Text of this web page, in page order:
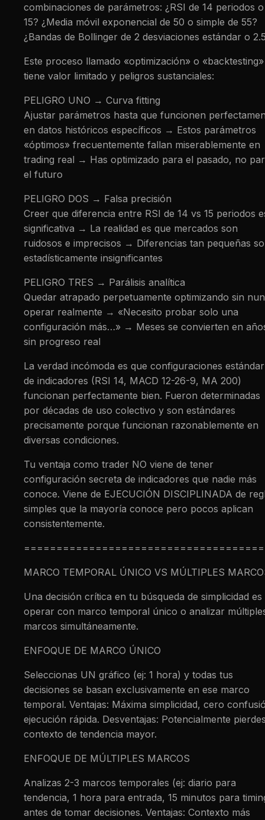
combinaciones de parámetros: ¿RSI de 14 periodos o
15? ¿Media móvil exponencial de 50 o simple de 55?
¿Bandas de Bollinger de 2 desviaciones estándar o
Este proceso llamado «optimización» o «backtesting»
tiene valor limitado y peligros sustanciales:
PELIGRO UNO → Curva fitting
Ajustar parámetros hasta que funcionen
en datos históricos específicos → Estos parámetros
«óptimos» frecuentemente fallan miserablemente en
trading real → Has optimizado para el pasado, no
el futuro
PELIGRO DOS → Falsa precisión
Creer que diferencia entre RSI de 14 vs 15 periodos
significativa → La realidad es que mercados son
ruidosos e imprecisos → Diferencias tan pequeñas
estadísticamente insignificantes
PELIGRO TRES → Parálisis analítica
Quedar atrapado perpetuamente optimizando sin
operar realmente → «Necesito probar solo una
configuración más…» → Meses se convierten en
sin progreso real
La verdad incómoda es que configuraciones estándar
de indicadores (RSI 14, MACD 12-26-9, MA 200)
funcionan perfectamente bien. Fueron determinadas
por décadas de uso colectivo y son estándares
precisamente porque funcionan razonablemente en
diversas condiciones.
Tu ventaja como trader NO viene de tener
configuración secreta de indicadores que nadie más
conoce. Viene de EJECUCIÓN DISCIPLINADA de
simples que la mayoría conoce pero pocos aplican
consistentemente.
MARCO TEMPORAL ÚNICO VS MÚLTIPLES
Una decisión crítica en tu búsqueda de simplicidad es
operar con marco temporal único o analizar
marcos simultáneamente.
ENFOQUE DE MARCO ÚNICO
Seleccionas UN gráfico (ej: 1 hora) y todas tus
decisiones se basan exclusivamente en ese marco
temporal. Ventajas: Máxima simplicidad, cero
ejecución rápida. Desventajas: Potencialmente
contexto de tendencia mayor.
ENFOQUE DE MÚLTIPLES MARCOS
Analizas 2-3 marcos temporales (ej: diario para
tendencia, 1 hora para entrada, 15 minutos para
antes de tomar decisiones. Ventajas: Contexto más